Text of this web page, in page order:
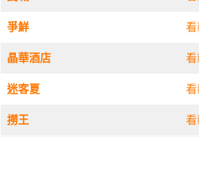
爭鮮 看
晶華酒店 看
迷客夏 看
撈王 看